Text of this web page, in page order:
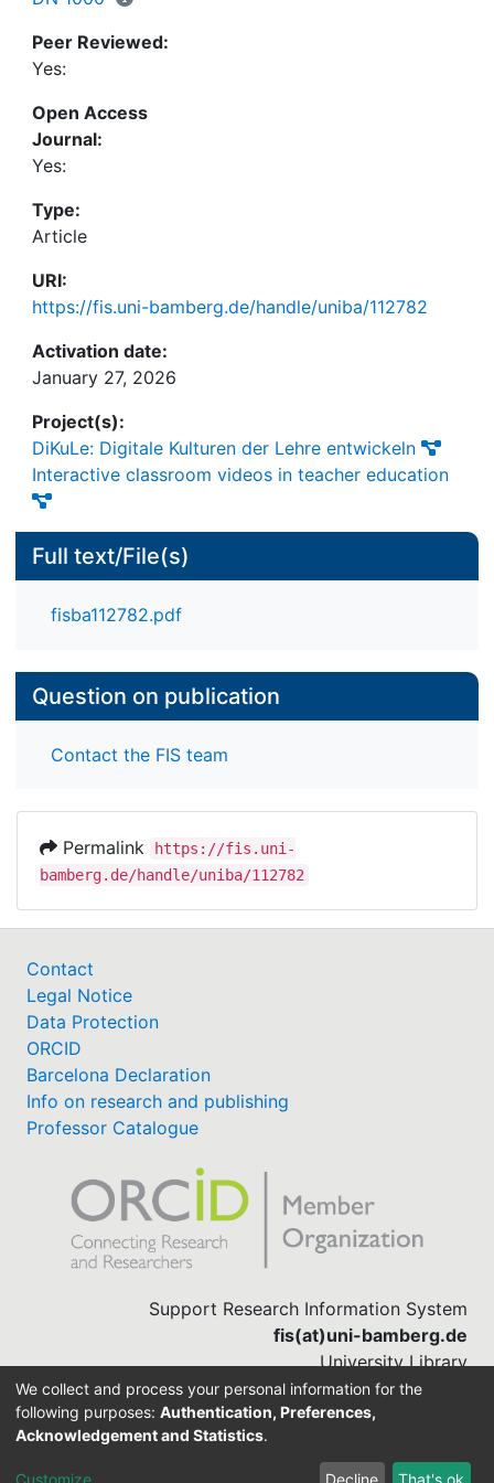
provides initial explanations as to why students
prefer audio or transcript.
Peer Reviewed:
Yes:
Open Access
Journal:
Yes:
Type:
Article
URI:
https://fis.uni-bamberg.de/handle/uniba/112782
Activation date:
January 27, 2026
Project(s):
DiKuLe: Digitale Kulturen der Lehre entwickeln
Interactive classroom videos in teacher education
Full text/File(s)
fisba112782.pdf
Question on publication
Contact the FIS team
Permalink
https://fis.uni-
bamberg.de/handle/uniba/112782
Contact
Legal Notice
Data Protection
ORCID
Barcelona Declaration
Info on research and publishing
Professor Catalogue
Support Research Information System
fis(at)uni-bamberg.de
University Library
(0951) 863-1568
DSpace-CRIS software
We collect and process your personal information for the
following purposes: Authentication, Preferences,
Acknowledgement and Statistics.